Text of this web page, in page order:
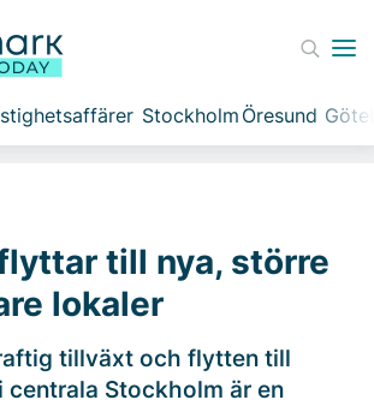
Stockholm Öresund
till nya, större
lokaler
tillväxt och flytten till
centrala Stockholm är en